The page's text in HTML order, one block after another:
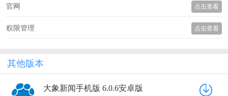
官网 点击查看
权限管理 点击查看
其他版本
大象新闻手机版 6.0.6安卓版